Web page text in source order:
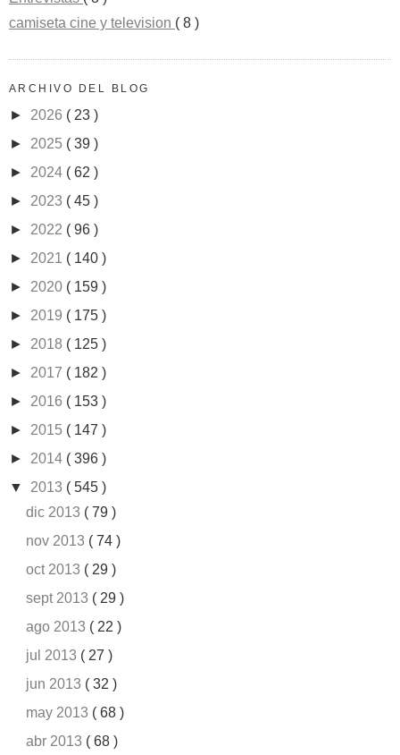
camiseta cine y television ( 8 )
ARCHIVO DEL BLOG
► 2026 ( 23 )
► 2025 ( 39 )
► 2024 ( 62 )
► 2023 ( 45 )
► 2022 ( 96 )
► 2021 ( 140 )
► 2020 ( 159 )
► 2019 ( 175 )
► 2018 ( 125 )
► 2017 ( 182 )
► 2016 ( 153 )
► 2015 ( 147 )
► 2014 ( 396 )
▼ 2013 ( 545 )
dic 2013 ( 79 )
nov 2013 ( 74 )
oct 2013 ( 29 )
sept 2013 ( 29 )
ago 2013 ( 22 )
jul 2013 ( 27 )
jun 2013 ( 32 )
may 2013 ( 68 )
abr 2013 ( 68 )